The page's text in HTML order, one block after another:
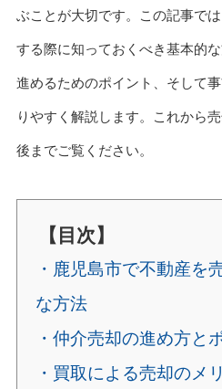
ぶことが大切です。この記事で
する際に知っておくべき基本的
進めるためのポイント、そして
りやすく解説します。これから
後までご覧ください。
【目次】
・鹿児島市で不動産を
な方法
・仲介売却の進め方と
・買取による売却のメ